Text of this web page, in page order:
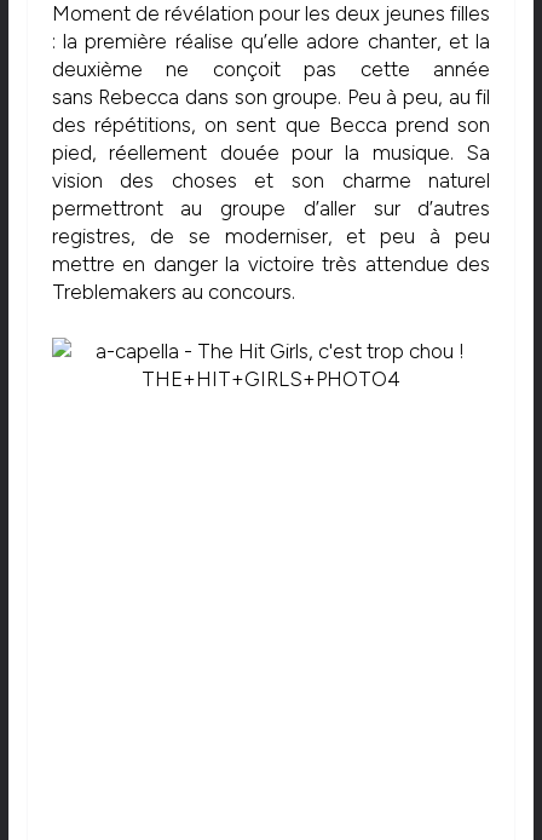
Moment de révélation pour les deux jeunes filles
: la première réalise qu’elle adore chanter, et la
deuxième ne conçoit pas cette année
sans Rebecca dans son groupe. Peu à peu, au fil
des répétitions, on sent que Becca prend son
pied, réellement douée pour la musique. Sa
vision des choses et son charme naturel
permettront au groupe d’aller sur d’autres
registres, de se moderniser, et peu à peu
mettre en danger la victoire très attendue des
Treblemakers au concours.